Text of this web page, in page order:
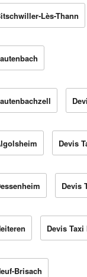
Lès-Thann
Devis
Devis
Devis
Brisach